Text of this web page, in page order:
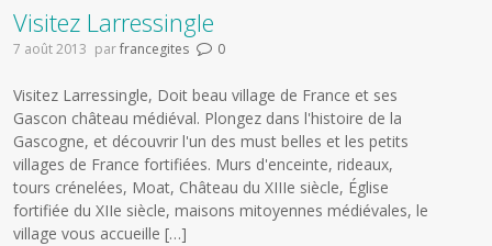
Visitez Larressingle
7 août 2013 parfrancegites 0
Visitez Larressingle, Doit beau village de France et ses
Gascon château médiéval. Plongez dans l'histoire de la
Gascogne, et découvrir l'un des must belles et les petits
villages de France fortifiées. Murs d'enceinte, rideaux,
tours crénelées, Moat, Château du XIIIe siècle, Église
fortifiée du XIIe siècle, maisons mitoyennes médiévales, le
village vous accueille […]